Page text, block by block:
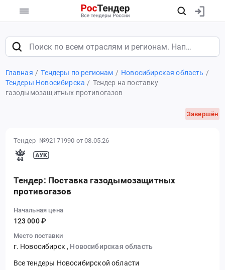
Главная Тендеры по регионам
Новосибирская область
Тендеры Новосибирска
Тендер на поставку
газодымозащитных противогазов
Завершён
Тендер №92171990 от 08.05.26
Тендер: Поставка газодымозащитных
противогазов
Начальная цена
123 000 ₽
Место поставки
г. Новосибирск , Новосибирская область
Все тендеры Новосибирской области